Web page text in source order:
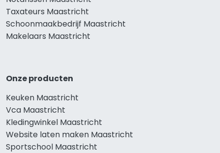
Taxateurs Maastricht
Schoonmaakbedrijf Maastricht
Makelaars Maastricht
Onze producten
Keuken Maastricht
Vca Maastricht
Kledingwinkel Maastricht
Website laten maken Maastricht
Sportschool Maastricht